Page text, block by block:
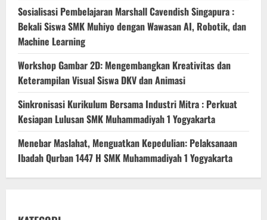
Sosialisasi Pembelajaran Marshall Cavendish Singapura :
Bekali Siswa SMK Muhiyo dengan Wawasan AI, Robotik, dan
Machine Learning
Workshop Gambar 2D: Mengembangkan Kreativitas dan
Keterampilan Visual Siswa DKV dan Animasi
Sinkronisasi Kurikulum Bersama Industri Mitra : Perkuat
Kesiapan Lulusan SMK Muhammadiyah 1 Yogyakarta
Menebar Maslahat, Menguatkan Kepedulian: Pelaksanaan
Ibadah Qurban 1447 H SMK Muhammadiyah 1 Yogyakarta